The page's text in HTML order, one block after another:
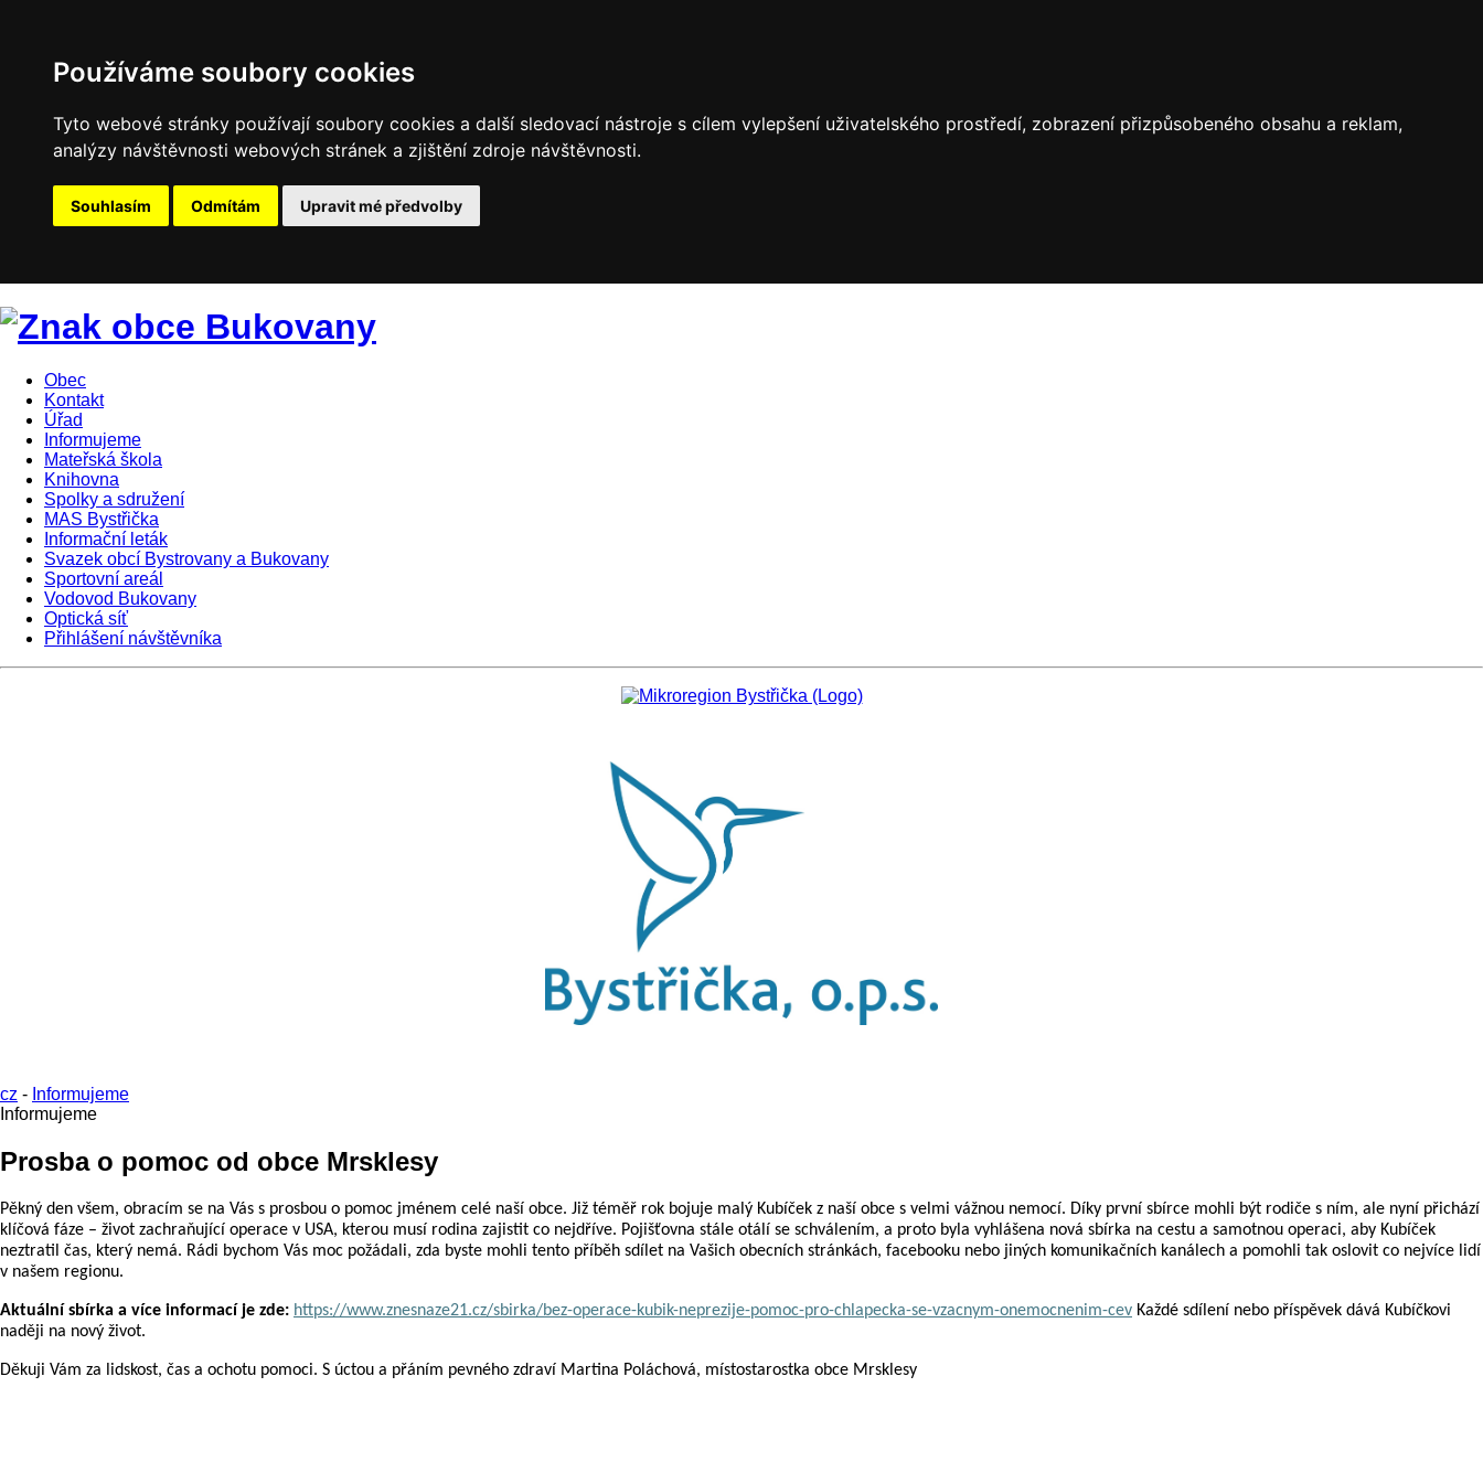
Používáme soubory cookies
Tyto webové stránky používají soubory cookies a další sledovací nástroje s cílem vylepšení uživatelského prostředí, zobrazení přizpůsobeného obsahu a reklam,
analýzy návštěvnosti webových stránek a zjištění zdroje návštěvnosti.
Souhlasím Odmítám Upravit mé předvolby
Obec
Kontakt
Úřad
Informujeme
Mateřská škola
Knihovna
Spolky a sdružení
MAS Bystřička
Informační leták
Svazek obcí Bystrovany a Bukovany
Sportovní areál
Vodovod Bukovany
Optická síť
Přihlášení návštěvníka
cz - Informujeme
Informujeme
Prosba o pomoc od obce Mrsklesy
Pěkný den všem, obracím se na Vás s prosbou o pomoc jménem celé naší obce. Již téměř rok bojuje malý Kubíček z naší obce s velmi vážnou nemocí. Díky první sbírce mohli být rodiče s ním, ale nyní přichází
klíčová fáze – život zachraňující operace v USA, kterou musí rodina zajistit co nejdříve. Pojišťovna stále otálí se schválením, a proto byla vyhlášena nová sbírka na cestu a samotnou operaci, aby Kubíček
neztratil čas, který nemá. Rádi bychom Vás moc požádali, zda byste mohli tento příběh sdílet na Vašich obecních stránkách, facebooku nebo jiných komunikačních kanálech a pomohli tak oslovit co nejvíce lidí
v našem regionu.
Aktuální sbírka a více informací je zde: https://www.znesnaze21.cz/sbirka/bez-operace-kubik-neprezije-pomoc-pro-chlapecka-se-vzacnym-onemocnenim-cev Každé sdílení nebo příspěvek dává Kubíčkovi
naději na nový život.
Děkuji Vám za lidskost, čas a ochotu pomoci. S úctou a přáním pevného zdraví Martina Poláchová, místostarostka obce Mrsklesy